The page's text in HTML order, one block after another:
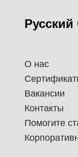
Русский
О нас
Вакансии
Контакты
Помогите